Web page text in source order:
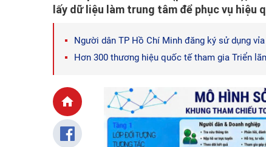
lấy dữ liệu làm trung tâm để phục vụ hiệu
Người dân TP Hồ Chí Minh đăng ký sử dụng vỉa
Hơn 300 thương hiệu quốc tế tham gia Triển